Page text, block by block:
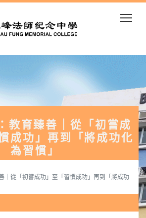
教育臻善｜從「初嘗成
成功」再到「將成功化
為習慣」
｜從「初嘗成功」至「習慣成功」再到「將成功